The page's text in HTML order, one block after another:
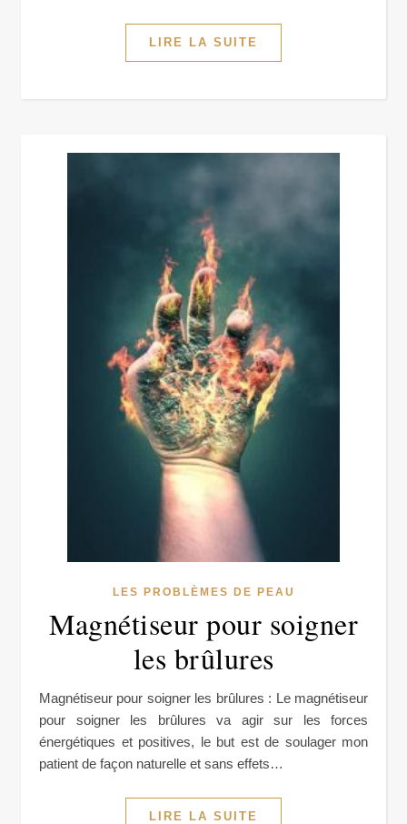
LIRE LA SUITE
LES PROBLÈMES DE PEAU
Magnétiseur pour soigner
les brûlures
Magnétiseur pour soigner les brûlures : Le magnétiseur
pour soigner les brûlures va agir sur les forces
énergétiques et positives, le but est de soulager mon
patient de façon naturelle et sans effets…
LIRE LA SUITE